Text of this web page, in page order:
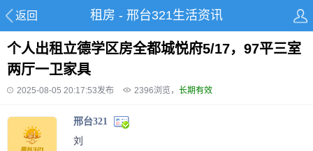
返回 租房 - 邢台321生活资讯
个人出租立德学区房全都城悦府5/17，97平三室
两厅一卫家具
2025-08-05 20:17:53发布 2396浏览， 长期有效
邢台321
刘